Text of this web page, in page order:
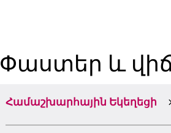
Փաստեր և
Համաշխարհային Եկեղեցի